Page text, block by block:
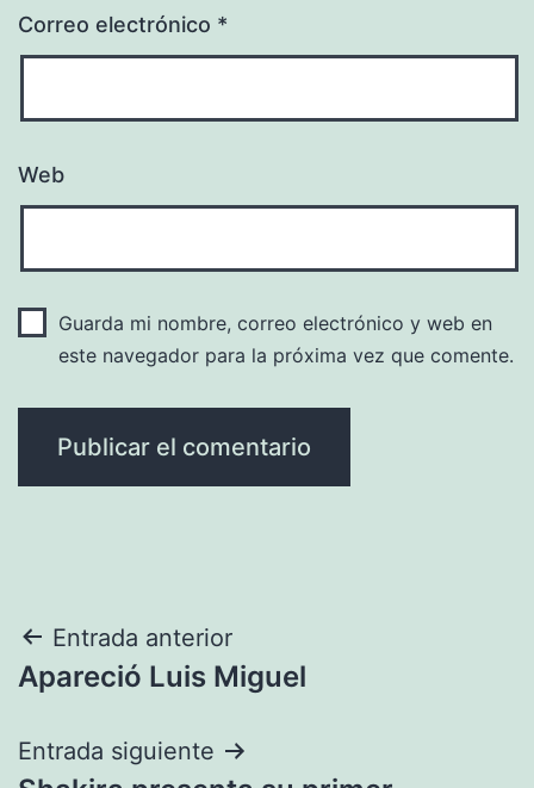
Correo electrónico *
Web
Guarda mi nombre, correo electrónico y web en
este navegador para la próxima vez que comente.
Navegación
de
entradas
Entrada anterior
Apareció Luis Miguel
Entrada siguiente